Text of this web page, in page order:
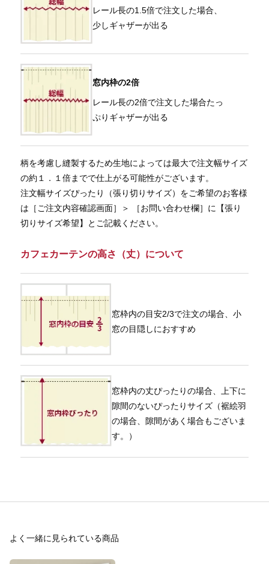
レール長の1.5倍で注文した場合、
少しギャザーが出る
窓内枠の2倍
レール長の2倍で注文した場合たっ
ぷりギャザーが出る
柄を考慮し縫製するため生地によっては最大で注文幅サイズ
の約１．１倍までで仕上がる可能性がございます。
注文幅サイズぴったり（張り切りサイズ）をご希望のお客様
は［ご注文内容確認画面］＞ ［お問い合わせ欄］に【張り
切りサイズ希望】とご記載ください。
カフェカーテンの高さ（丈）について
窓枠内の目安2/3で注文の場合、小
窓の目隠しにおすすめ
窓枠内の丈ぴったりの場合、上下に
隙間のないぴったりサイズ（裾絵羽
の場合、隙間があく場合もございま
す。）
よく一緒に見られている商品